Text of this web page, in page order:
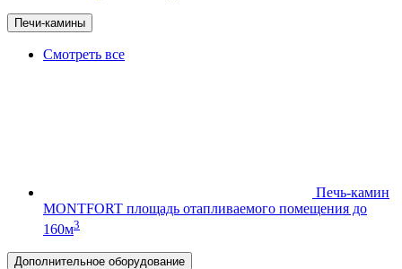
Печи-камины
Смотреть все
Печь-камин
MONTFORT площадь отапливаемого помещения до
160м3
Дополнительное оборудование